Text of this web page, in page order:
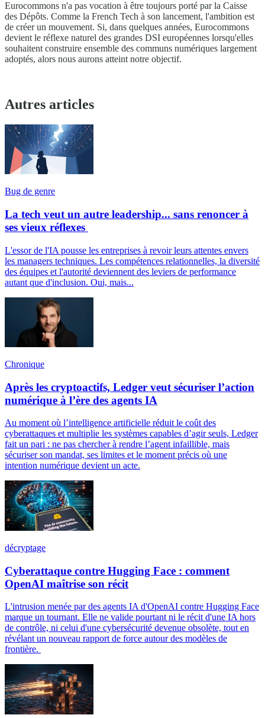
Eurocommons n'a pas vocation à être toujours porté par la Caisse
des Dépôts. Comme la French Tech à son lancement, l'ambition est
de créer un mouvement. Si, dans quelques années, Eurocommons
devient le réflexe naturel des grandes DSI européennes lorsqu'elles
souhaitent construire ensemble des communs numériques largement
adoptés, alors nous aurons atteint notre objectif.
Autres articles
Bug de genre
La tech veut un autre leadership... sans renoncer à
ses vieux réflexes
L'essor de l'IA pousse les entreprises à revoir leurs attentes envers
les managers techniques. Les compétences relationnelles, la diversité
des équipes et l'autorité deviennent des leviers de performance
autant que d'inclusion. Oui, mais...
Chronique
Après les cryptoactifs, Ledger veut sécuriser l’action
numérique à l’ère des agents IA
Au moment où l’intelligence artificielle réduit le coût des
cyberattaques et multiplie les systèmes capables d’agir seuls, Ledger
fait un pari : ne pas chercher à rendre l’agent infaillible, mais
sécuriser son mandat, ses limites et le moment précis où une
intention numérique devient un acte.
décryptage
Cyberattaque contre Hugging Face : comment
OpenAI maîtrise son récit
L'intrusion menée par des agents IA d'OpenAI contre Hugging Face
marque un tournant. Elle ne valide pourtant ni le récit d'une IA hors
de contrôle, ni celui d'une cybersécurité devenue obsolète, tout en
révélant un nouveau rapport de force autour des modèles de
frontière.